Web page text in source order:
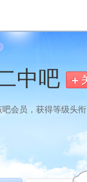
中吧
会员，获得等级头